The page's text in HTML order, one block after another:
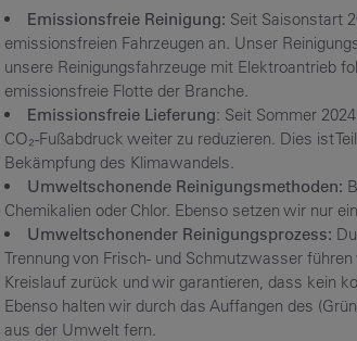
Emissionsfreie Reinigung: Seit Saisonstart
emissionsfreien Fahrzeugen an. Unser
unsere Reinigungsfahrzeuge mit Elektroantrieb
emissionsfreie Flotte der Branche.
Emissionsfreie Lieferung: Seit Sommer
CO₂-Fußabdruck weiter zu reduzieren. Dies ist
Bekämpfung des Klimawandels.
Umweltschonende Reinigungsmethoden:
Chemikalien oder Chlor. Ebenso setzen wir nur
Umweltschonender Reinigungsprozess:
Trennung von Frisch- und Schmutzwasser
Kreislauf zurück und wir garantieren, dass kein
Ebenso halten wir durch das Auffangen des
aus der Umwelt fern.